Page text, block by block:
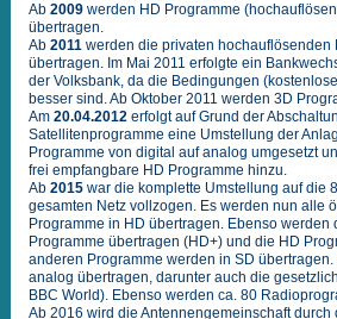
Ab 2009werden HD Programme
übertragen.
Ab 2011 werden die privaten hochauflösenden
übertragen. Im Mai 2011 erfolgte ein
der Volksbank, da die Bedingungen
besser sind. Ab Oktober 2011 werden 3D
Am 20.04.2012 erfolgt auf Grund der
Satellitenprogramme eine Umstellung der
Programme von digital auf analog umgesetzt
frei empfangbare HD Programme hinzu.
Ab 2015war die komplette Umstellung auf die
gesamten Netz vollzogen. Es werden nun alle
Programme in HD übertragen. Ebenso werden
Programme übertragen (HD+) und die HD
anderen Programme werden in SD
analog übertragen, darunter auch die
BBC World). Ebenso werden ca. 80
Ab 2016 wird die Antennengemeinschaft durch